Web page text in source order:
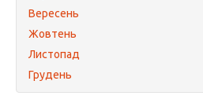
Вересень
Жовтень
Листопад
Грудень